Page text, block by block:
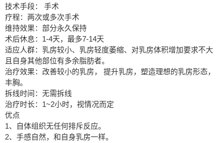
技术手段： 手术
疗程：两次或多次手术
维持效果：部分永久保持
术后休息：1-4天，最多7-14天
适应人群：乳房较小、乳房轻度萎缩、对乳房体积增加要求不大
且自身其他部位有多余脂肪者。
治疗效果：改善较小的乳房， 提升乳房，塑造理想的乳房形态，
丰胸。
拆线时间：无需拆线
治疗时长：1~2小时，视情况而定
优点
1、自体组织无任何排斥反应。
2、手感自然，和自身乳房一样。